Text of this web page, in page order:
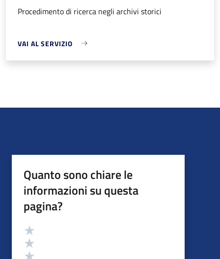
Procedimento di ricerca negli archivi storici
VAI AL SERVIZIO
Quanto sono chiare le
informazioni su questa
pagina?
Valutazione